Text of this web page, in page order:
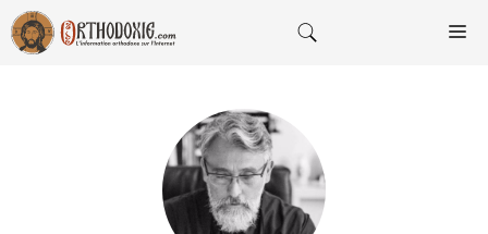
Aller
au
contenu